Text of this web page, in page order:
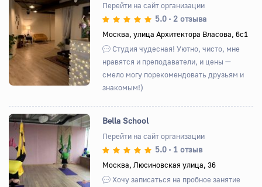
Назад Вперед
Перейти на сайт организации
5.0 • 2 отзыва
Москва, улица Архитектора Власова, 6с1
Студия чудесная! Уютно, чисто, мне
нравятся и преподаватели, и цены —
смело могу порекомендовать друзьям и
знакомым!)
Назад Вперед
Bella School
Перейти на сайт организации
5.0 • 1 отзыв
Москва, Люсиновская улица, 36
Хочу записаться на пробное занятие